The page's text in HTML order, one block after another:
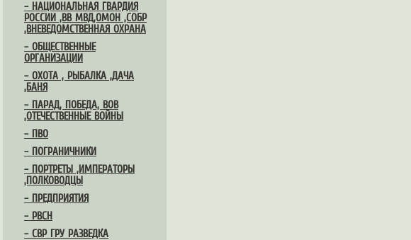
– НАЦИОНАЛЬНАЯ ГВАРДИЯ
РОССИИ ,ВВ МВД,ОМОН ,СОБР
,ВНЕВЕДОМСТВЕННАЯ ОХРАНА
– ОБЩЕСТВЕННЫЕ
ОРГАНИЗАЦИИ
– ОХОТА , РЫБАЛКА ,ДАЧА
,БАНЯ
– ПАРАД, ПОБЕДА, ВОВ
,ОТЕЧЕСТВЕННЫЕ ВОЙНЫ
– ПВО
– ПОГРАНИЧНИКИ
– ПОРТРЕТЫ ,ИМПЕРАТОРЫ
,ПОЛКОВОДЦЫ
– ПРЕДПРИЯТИЯ
– РВСН
– СВР ГРУ РАЗВЕДКА